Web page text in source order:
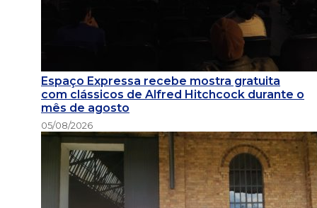
Espaço Expressa recebe mostra gratuita
com clássicos de Alfred Hitchcock durante o
mês de agosto
05/08/2026